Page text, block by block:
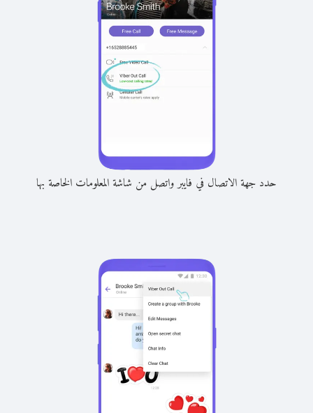
حدد جهة الاتصال في فايبر واتصل من شاشة المعلومات الخاصة بها